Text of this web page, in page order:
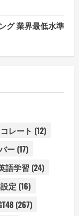
グ 業界最低水準
レート (12)
ー (17)
語学習 (24)
設定 (16)
(267)